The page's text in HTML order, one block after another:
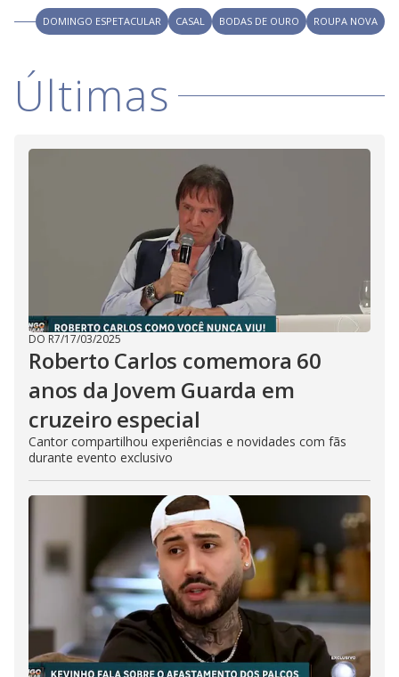
i
d
e
o
DOMINGO ESPETACULAR CASAL BODAS DE OURO ROUPA NOVA
Últimas
DO R7/17/03/2025
Roberto Carlos comemora 60
anos da Jovem Guarda em
cruzeiro especial
Cantor compartilhou experiências e novidades com fãs
durante evento exclusivo